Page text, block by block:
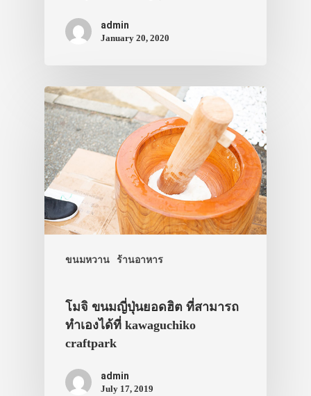
admin
January 20, 2020
ขนมหวาน ร้านอาหาร
โมจิ ขนมญี่ปุ่นยอดฮิต ที่สามารถ
ทำเองได้ที่ kawaguchiko
craftpark
admin
July 17, 2019